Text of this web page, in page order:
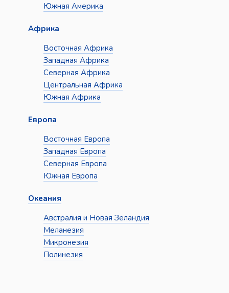
Южная Америка
Африка
Восточная Африка
Западная Африка
Северная Африка
Центральная Африка
Южная Африка
Европа
Восточная Европа
Западная Европа
Северная Европа
Южная Европа
Океания
Австралия и Новая Зеландия
Меланезия
Микронезия
Полинезия